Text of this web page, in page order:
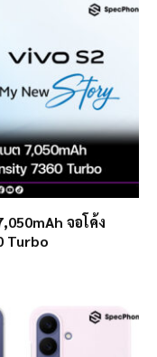
จอโค้ง
Turbo